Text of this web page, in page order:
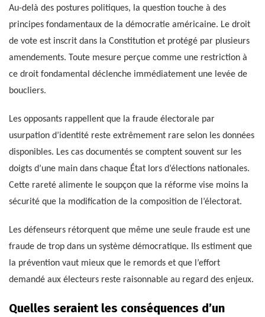
Au-delà des postures politiques, la question touche à des
principes fondamentaux de la démocratie américaine. Le droit
de vote est inscrit dans la Constitution et protégé par plusieurs
amendements. Toute mesure perçue comme une restriction à
ce droit fondamental déclenche immédiatement une levée de
boucliers.
Les opposants rappellent que la fraude électorale par
usurpation d’identité reste extrêmement rare selon les données
disponibles. Les cas documentés se comptent souvent sur les
doigts d’une main dans chaque État lors d’élections nationales.
Cette rareté alimente le soupçon que la réforme vise moins la
sécurité que la modification de la composition de l’électorat.
Les défenseurs rétorquent que même une seule fraude est une
fraude de trop dans un système démocratique. Ils estiment que
la prévention vaut mieux que le remords et que l’effort
demandé aux électeurs reste raisonnable au regard des enjeux.
Quelles seraient les conséquences d’un